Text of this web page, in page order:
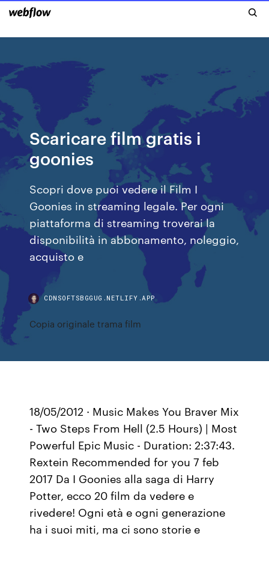
Scaricare film gratis i
goonies
Scopri dove puoi vedere il Film I
Goonies in streaming legale. Per ogni
piattaforma di streaming troverai la
disponibilità in abbonamento, noleggio,
acquisto e
CDNSOFTSBGGUG.NETLIFY.APP
Copia originale trama film
18/05/2012 · Music Makes You Braver Mix
- Two Steps From Hell (2.5 Hours) | Most
Powerful Epic Music - Duration: 2:37:43.
Rextein Recommended for you 7 feb
2017 Da I Goonies alla saga di Harry
Potter, ecco 20 film da vedere e
rivedere! Ogni età e ogni generazione
ha i suoi miti, ma ci sono storie e